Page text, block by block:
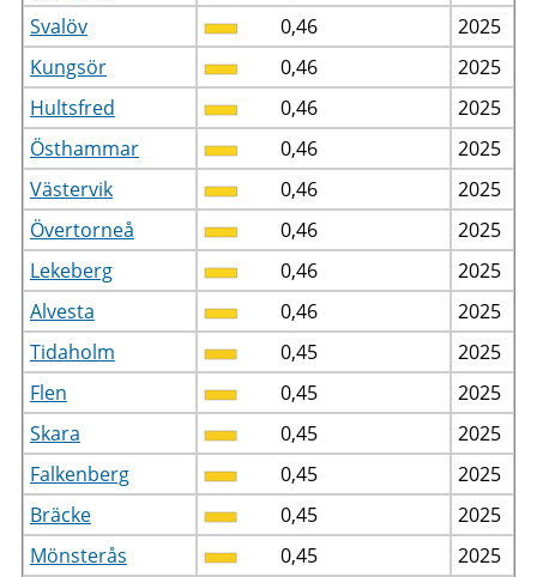
Svalöv
0,46
2025
Kungsör
0,46
2025
Hultsfred
0,46
2025
Östhammar
0,46
2025
Västervik
0,46
2025
Övertorneå
0,46
2025
Lekeberg
0,46
2025
Alvesta
0,46
2025
Tidaholm
0,45
2025
Flen
0,45
2025
Skara
0,45
2025
Falkenberg
0,45
2025
Bräcke
0,45
2025
Mönsterås
0,45 2025